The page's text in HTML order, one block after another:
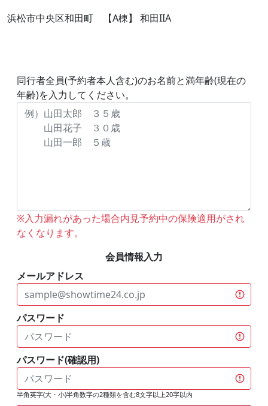
浜松市中央区和田町 【A棟】 和田IIA
同行者全員(予約者本人含む)のお名前と満年齢(現在の
年齢)を入力してください。
※入力漏れがあった場合内見予約中の保険適用がされ
なくなります。
会員情報入力
メールアドレス
パスワード
パスワード(確認用)
半角英字(大・小)半角数字の2種類を含む8文字以上20字以内